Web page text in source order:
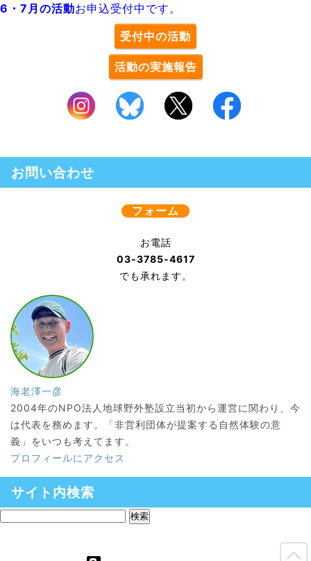
6・7月の活動お申込受付中です。
受付中の活動
活動の実施報告
お問い合わせ
フォーム
お電話
03-3785-4617
でも承れます。
海老澤一彦
2004年のNPO法人地球野外塾設立当初から運営に関わり、今
は代表を務めます。「非営利団体が提案する自然体験の意
義」をいつも考えてます。
プロフィールにアクセス
サイト内検索